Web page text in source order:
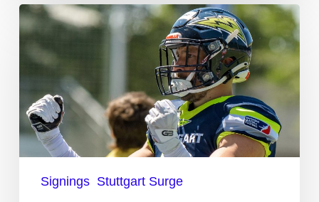
Engel
bleibt
Stuttgart
Surge
treu
Signings Stuttgart Surge